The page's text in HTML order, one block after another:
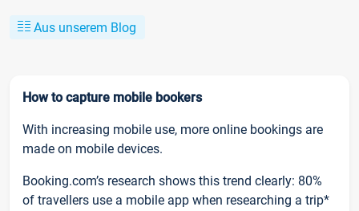
Aus unserem Blog
How to capture mobile bookers
With increasing mobile use, more online bookings are
made on mobile devices.
Booking.com’s research shows this trend clearly: 80%
of travellers use a mobile app when researching a trip*